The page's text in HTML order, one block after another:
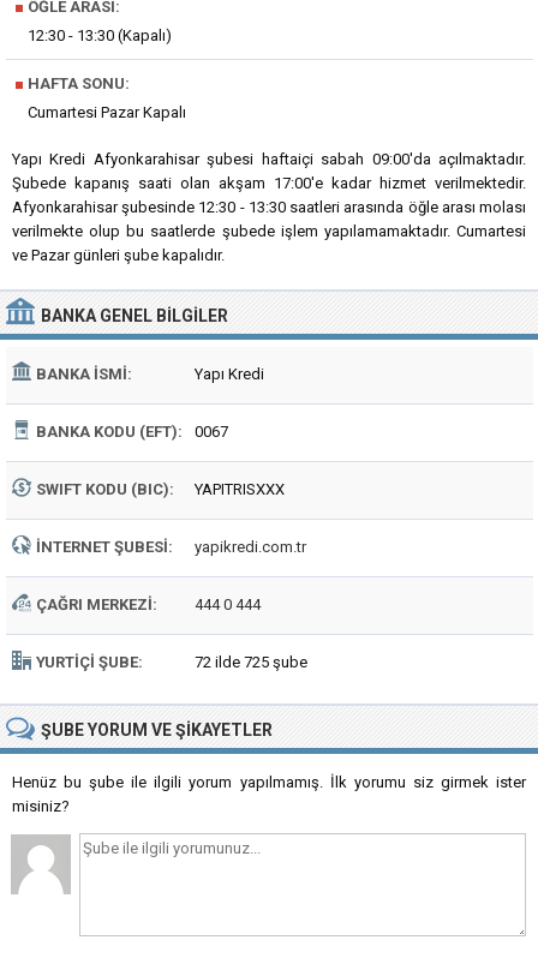
■ ÖĞLE ARASI:
12:30 - 13:30 (Kapalı)
■ HAFTA SONU:
Cumartesi Pazar Kapalı
Yapı Kredi Afyonkarahisar şubesi haftaiçi sabah 09:00'da açılmaktadır.
Şubede kapanış saati olan akşam 17:00'e kadar hizmet verilmektedir.
Afyonkarahisar şubesinde 12:30 - 13:30 saatleri arasında öğle arası molası
verilmekte olup bu saatlerde şubede işlem yapılamamaktadır. Cumartesi
ve Pazar günleri şube kapalıdır.
BANKA GENEL BILGILER
BANKA İSMI: Yapı Kredi
BANKA KODU (EFT): 0067
SWIFT KODU (BIC): YAPITRISXXX
İNTERNET ŞUBESI: yapikredi.com.tr
ÇAĞRI MERKEZI: 444 0 444
YURTIÇI ŞUBE: 72 ilde 725 şube
ŞUBEYORUM VE ŞIKAYETLER
Henüz bu şube ile ilgili yorum yapılmamış. İlk yorumu siz girmek ister
misiniz?